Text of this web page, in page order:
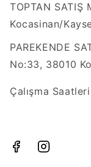
TOPTAN SATIŞ
Kocasinan/
PAREKENDE
No:33, 38010
Çalışma